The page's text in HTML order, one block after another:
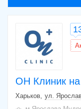
ОН Клиник
Харьков ул.